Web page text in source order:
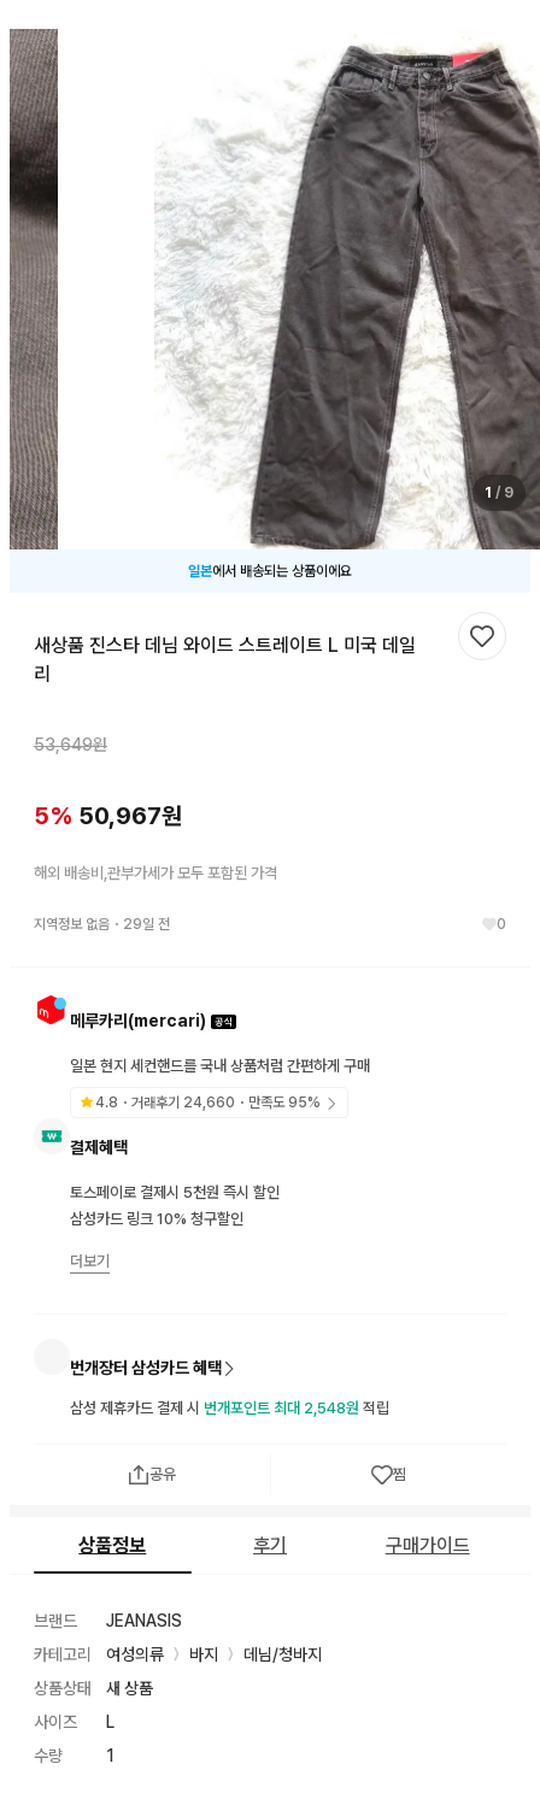
1 / 9
일본에서 배송되는 상품이에요
새상품 진스타 데님 와이드 스트레이트 L 미국 데일
리
53,649원
5% 50,967원
해외 배송비,관부가세가 모두 포함된 가격
지역정보 없음 ・ 29일 전 0
메루카리(mercari)
일본 현지 세컨핸드를 국내 상품처럼 간편하게 구매
4.8 ・거래후기 24,660 ・만족도95%
결제혜택
토스페이로 결제시 5천원 즉시 할인
삼성카드 링크 10% 청구할인
더보기
번개장터 삼성카드 혜택
삼성 제휴카드 결제 시 번개포인트 최대 2,548원 적립
찜하기
공유 찜
상품정보 후기 구매가이드
브랜드
JEANASIS
카테고리
여성의류 〉 바지 〉
데님/청바지
상품상태
새 상품
사이즈
L
수량
1